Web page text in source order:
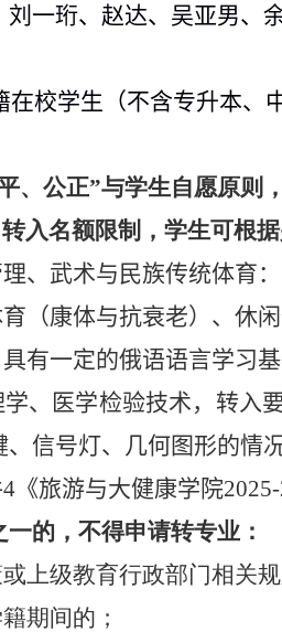
一珩、赵达、吴亚男、
在校学生（不含专升本、
、公正”与学生自愿原则
入名额限制，学生可根
、武术与民族传统体育
（康体与抗衰老）、休
有一定的俄语语言学习基
、医学检验技术，转入
信号灯、几何图形的情况
4 《旅游与大健康学院2025-
的，不得申请转专业：
上级教育行政部门相关规
期间的；